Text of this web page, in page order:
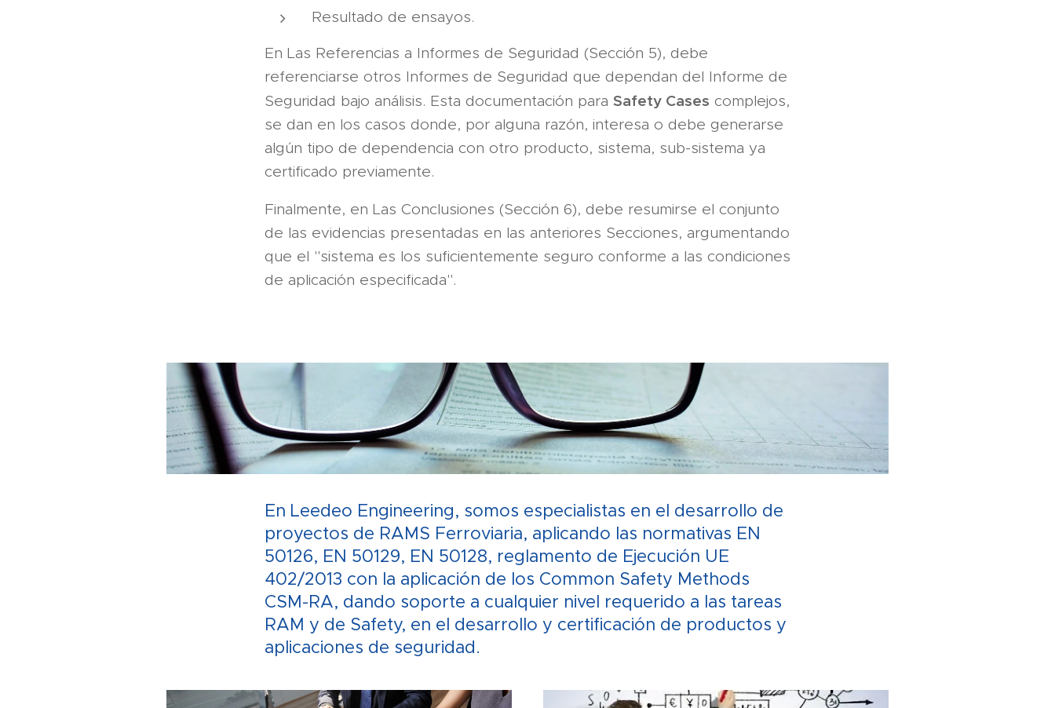
Resultado de ensayos.
En Las Referencias a Informes de Seguridad (Sección 5), debe
referenciarse otros Informes de Seguridad que dependan del Informe de
Seguridad bajo análisis. Esta documentación para Safety Cases complejos,
se dan en los casos donde, por alguna razón, interesa o debe generarse
algún tipo de dependencia con otro producto, sistema, sub-sistema ya
certificado previamente.
Finalmente, en Las Conclusiones (Sección 6), debe resumirse el conjunto
de las evidencias presentadas en las anteriores Secciones, argumentando
que el "sistema es los suficientemente seguro conforme a las condiciones
de aplicación especificada".
En Leedeo Engineering, somos especialistas en el desarrollo de
proyectos de RAMS Ferroviaria, aplicando las normativas EN
50126, EN 50129, EN 50128, reglamento de Ejecución UE
402/2013 con la aplicación de los Common Safety Methods
CSM-RA, dando soporte a cualquier nivel requerido a las tareas
RAM y de Safety, en el desarrollo y certificación de productos y
aplicaciones de seguridad.